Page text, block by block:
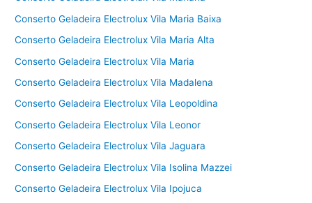
Conserto Geladeira Electrolux Vila Maria Baixa
Conserto Geladeira Electrolux Vila Maria Alta
Conserto Geladeira Electrolux Vila Maria
Conserto Geladeira Electrolux Vila Madalena
Conserto Geladeira Electrolux Vila Leopoldina
Conserto Geladeira Electrolux Vila Leonor
Conserto Geladeira Electrolux Vila Jaguara
Conserto Geladeira Electrolux Vila Isolina Mazzei
Conserto Geladeira Electrolux Vila Ipojuca